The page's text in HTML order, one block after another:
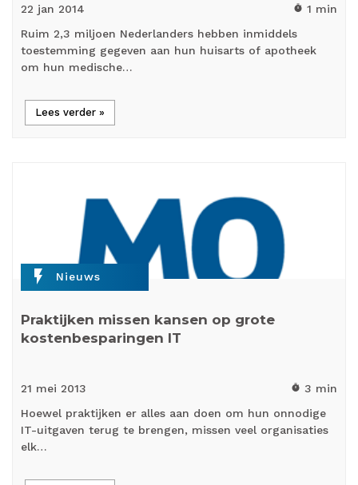
22 jan 2014 timer 1 min
Ruim 2,3 miljoen Nederlanders hebben inmiddels
toestemming gegeven aan hun huisarts of apotheek
om hun medische…
Lees verder »
flash_on Nieuws
Praktijken missen kansen op grote
kostenbesparingen IT
21 mei 2013 timer 3 min
Hoewel praktijken er alles aan doen om hun onnodige
IT-uitgaven terug te brengen, missen veel organisaties
elk…